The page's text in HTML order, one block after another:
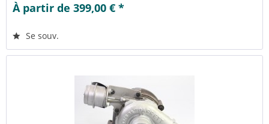
À partir de 399,00 € *
Se souv.